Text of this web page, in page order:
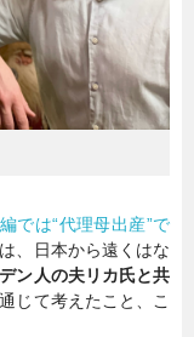
では“代理母出産”で
、日本から遠くはな
ン人の夫リカ氏と共
じて考えたこと、こ